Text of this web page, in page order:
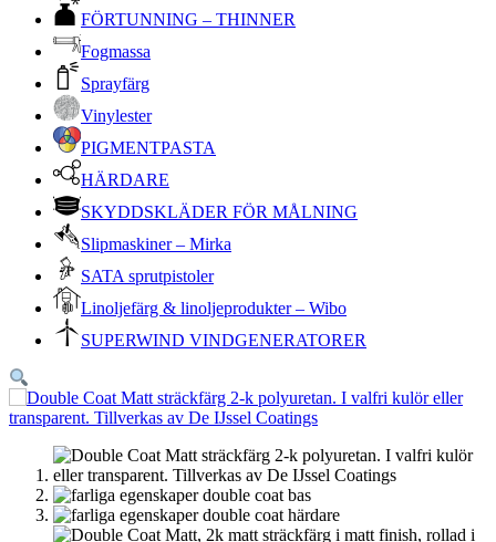
FÖRTUNNING – THINNER
Fogmassa
Sprayfärg
Vinylester
PIGMENTPASTA
HÄRDARE
SKYDDSKLÄDER FÖR MÅLNING
Slipmaskiner – Mirka
SATA sprutpistoler
Linoljefärg & linoljeprodukter – Wibo
SUPERWIND VINDGENERATORER